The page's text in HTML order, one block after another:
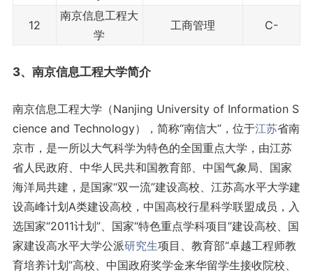
12
南京信息工程大
学
工商管理 C-
3、南京信息工程大学简介
南京信息工程大学（Nanjing University of Information S
cience and Technology），简称“南信大”，位于江苏省南
京市，是一所以大气科学为特色的全国重点大学，由江苏
省人民政府、中华人民共和国教育部、中国气象局、国家
海洋局共建，是国家“双一流”建设高校、江苏高水平大学建
设高峰计划A类建设高校，中国高校行星科学联盟成员，入
选国家“2011计划”、国家“特色重点学科项目”建设高校、国
家建设高水平大学公派研究生项目、教育部“卓越工程师教
育培养计划”高校、中国政府奖学金来华留学生接收院校、